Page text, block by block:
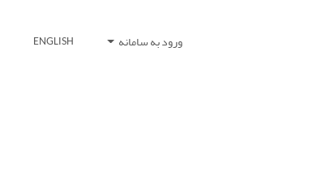
ورود به سامانه ENGLISH